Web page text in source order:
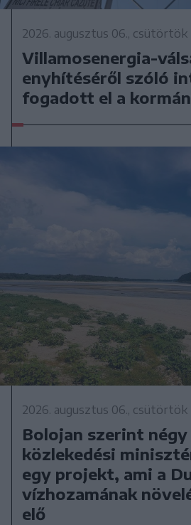
2026. augusztus 06., csütörtök
Villamosenergia-
enyhítéséről szóló
fogadott el a
2026. augusztus 06., csütörtök
Bolojan szerint négy
közlekedési
egy projekt, ami a
vízhozamának
elő